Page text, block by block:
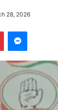
28, 2026
PinterestMessenger